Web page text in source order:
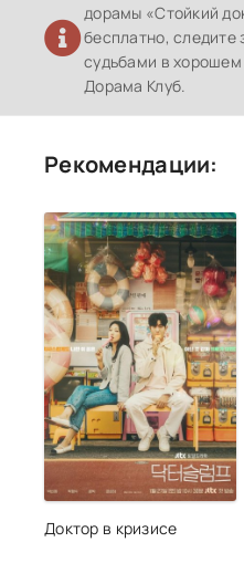
дорамы «Стойкий
бесплатно, следите
судьбами в хорошем
Дорама Клуб.
Рекомендации:
Доктор в кризисе